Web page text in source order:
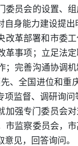
委员会的设置、
自身能力建设提出
改革部署和市委
革事项；立足法
；完善沟通协调
、全国进位和重
项监督、调研询
加强专门委员会
市监察委员会，
见，回答询问。